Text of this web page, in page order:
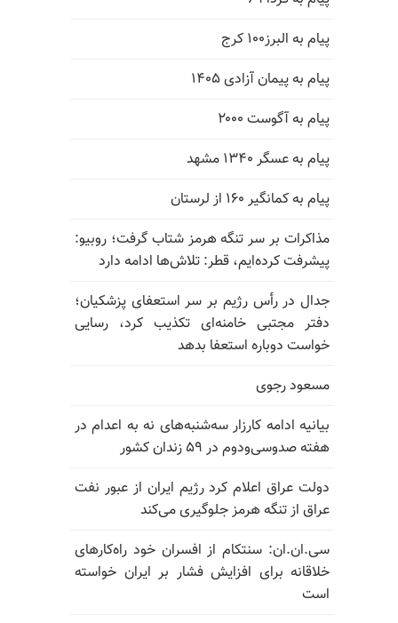
پیام به البرز۱۰۰ کرج
پیام به پیمان آزادی ۱۴۰۵
پیام به آگوست ۲۰۰۰
پیام به عسگر ۱۳۴۰ مشهد
پیام به کمانگیر ۱۶۰ از لرستان
مذاکرات بر سر تنگه هرمز شتاب گرفت؛ روبیو:
پیشرفت کرده‌ایم، قطر: تلاش‌ها ادامه دارد
جدال در رأس رژیم بر سر استعفای پزشکیان؛
دفتر مجتبی خامنه‌ای تکذیب کرد، رسایی
خواست دوباره استعفا بدهد
مسعود رجوی
بیانیه ادامه کارزار سه‌شنبه‌های نه به اعدام در
هفته صدوسی‌و‌دوم در ۵۹ زندان کشور
دولت عراق اعلام کرد رژیم ایران از عبور نفت
عراق از تنگه هرمز جلوگیری می‌کند
سی.ان.ان: سنتکام از افسران خود راه‌کارهای
خلاقانه برای افزایش فشار بر ایران خواسته
است